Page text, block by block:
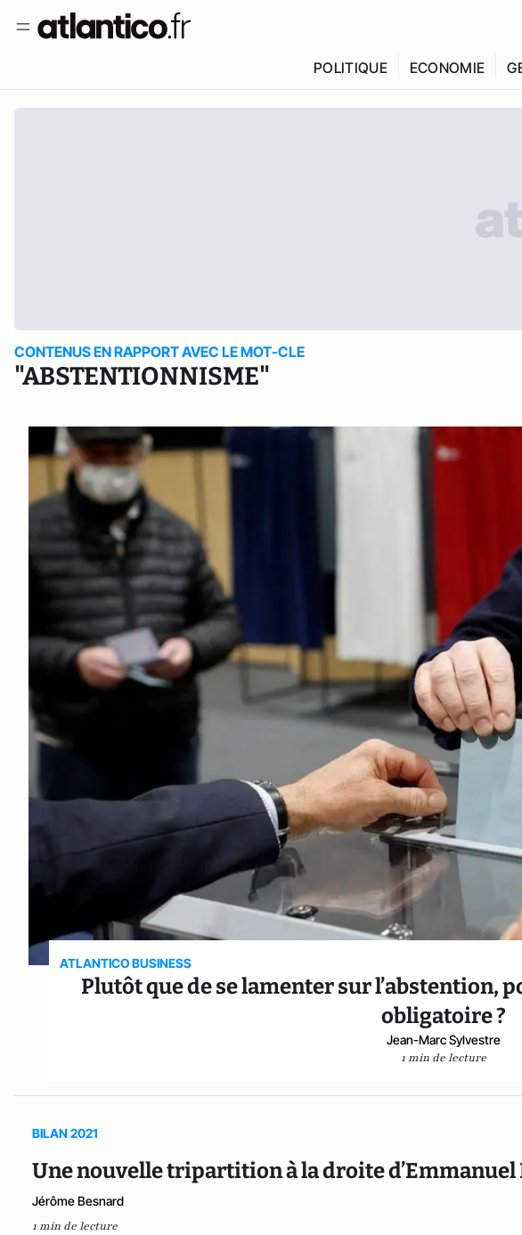
POLITIQUE ECONOMIE
CONTENUS EN RAPPORT AVEC LE MOT-CLE
"ABSTENTIONNISME"
ATLANTICO BUSINESS
Plutôt que de se lamenter sur l’abstention,
obligatoire ?
Jean-Marc Sylvestre
1 min de lecture
BILAN 2021
Une nouvelle tripartition à la droite d’Emmanuel
Jérôme Besnard
1 min de lecture